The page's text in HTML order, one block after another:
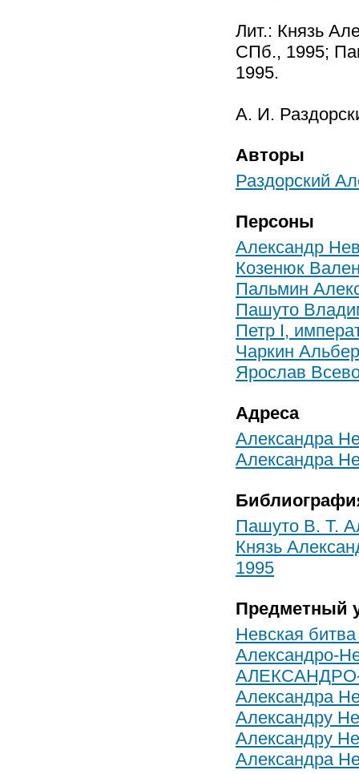
Лит.: Князь
СПб., 1995;
1995.
А. И.
Авторы
Раздорский
Персоны
Александр
Козенюк
Пальмин
Пашуто
Петр I,
Чаркин
Ярослав
Адреса
Александра
Александра
Пашуто В. Т.
Князь
1995
Предметный
Невская
Александро-
Александра
Александру
Александру
Александра